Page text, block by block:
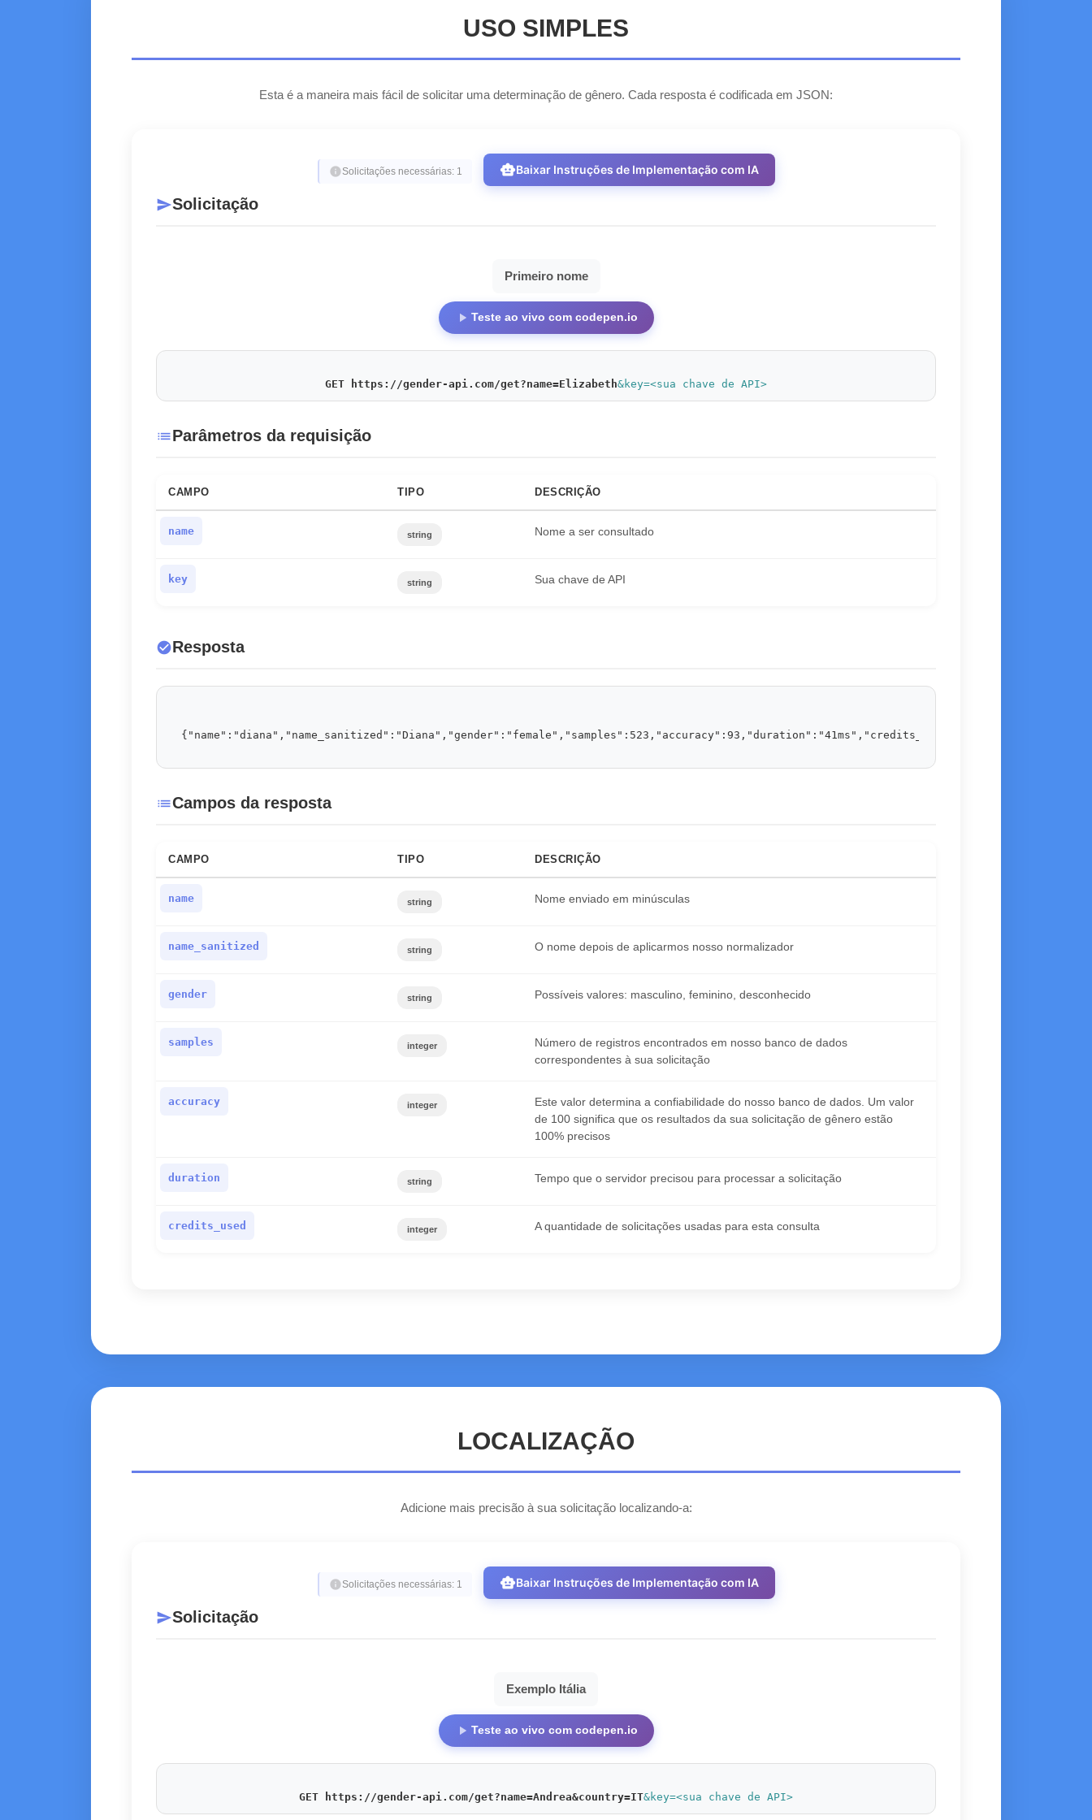
USO SIMPLES
Esta é a maneira mais fácil de solicitar uma determinação de gênero. Cada resposta é codificada em JSON:
infoSolicitações necessárias: 1 smart_toyBaixar Instruções de Implementação com IA
sendSolicitação
Primeiro nome
play_arrow Teste ao vivo com codepen.io
GET https://gender-api.com/get?name=Elizabeth&key=<sua chave de API>
listParâmetros da requisição
CAMPO TIPO DESCRIÇÃO
name string Nome a ser consultado
key string Sua chave de API
check_circleResposta
{"name":"diana","name_sanitized":"Diana","gender":"female","samples":523,"accuracy":93,"duration":"41ms","credits_used":1}
listCampos da resposta
CAMPO TIPO DESCRIÇÃO
name string Nome enviado em minúsculas
name_sanitized string O nome depois de aplicarmos nosso normalizador
gender string Possíveis valores: masculino, feminino, desconhecido
samples integer
Número de registros encontrados em nosso banco de dados
correspondentes à sua solicitação
accuracy integer
Este valor determina a confiabilidade do nosso banco de dados. Um valor
de 100 significa que os resultados da sua solicitação de gênero estão
100% precisos
duration string Tempo que o servidor precisou para processar a solicitação
credits_used integer A quantidade de solicitações usadas para esta consulta
LOCALIZAÇÃO
Adicione mais precisão à sua solicitação localizando-a:
infoSolicitações necessárias: 1 smart_toyBaixar Instruções de Implementação com IA
sendSolicitação
Exemplo Itália
play_arrow Teste ao vivo com codepen.io
GET https://gender-api.com/get?name=Andrea&country=IT&key=<sua chave de API>